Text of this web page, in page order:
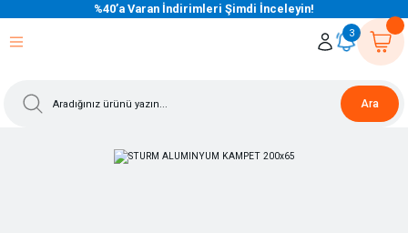
%40’a Varan İndirimleri Şimdi İnceleyin!
Ara
3